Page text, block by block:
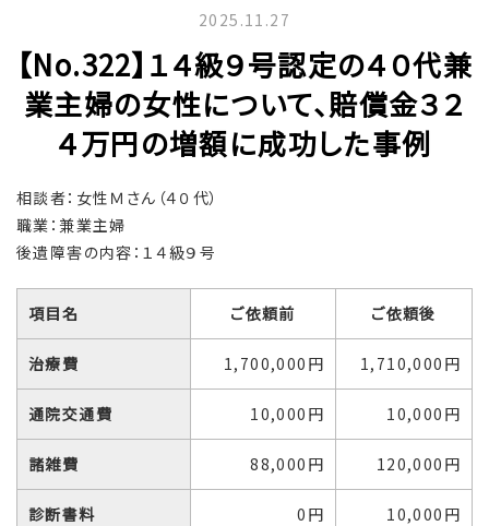
2025.11.27
【No.322】１４級９号認定の４０代兼
業主婦の女性について、賠償金３２
４万円の増額に成功した事例
相談者：女性Ｍさん（４０代）
職業：兼業主婦
後遺障害の内容：１４級９号
項目名 ご依頼前 ご依頼後
治療費 1,700,000円 1,710,000円
通院交通費 10,000円 10,000円
諸雑費 88,000円 120,000円
診断書料 0円 10,000円